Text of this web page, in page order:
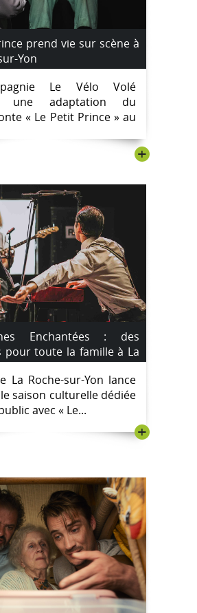
prend vie sur scène à
Yon
Le Vélo Volé
une adaptation du
« Le Petit Prince » au
+
Enchantées : des
pour toute la famille à La
La Roche-sur-Yon lance
saison culturelle dédiée
avec « Le...
+